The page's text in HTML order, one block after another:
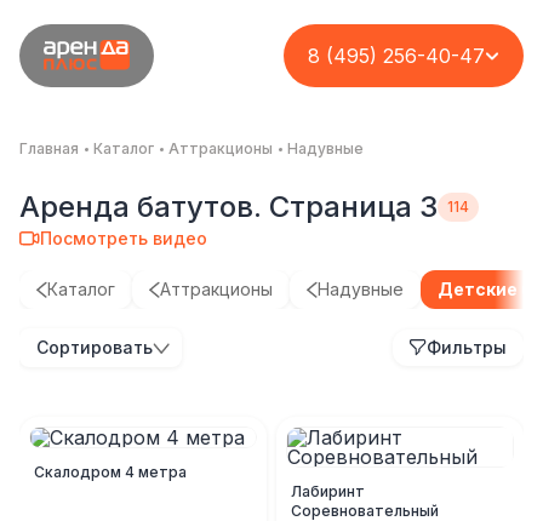
8 (495) 256-40-47
Главная Каталог Аттракционы Надувные
Аренда батутов. Страница 3
Посмотреть видео
Каталог Аттракционы Надувные Детские
Сортировать Фильтры
Скалодром 4 метра
Лабиринт
Соревновательный